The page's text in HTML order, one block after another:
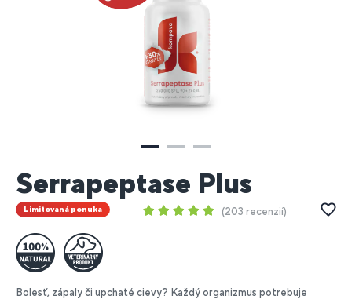
Serrapeptase Plus
Limitovaná ponuka 203 recenzií
Bolesť, zápaly či upchaté cievy? Každý organizmus potrebuje